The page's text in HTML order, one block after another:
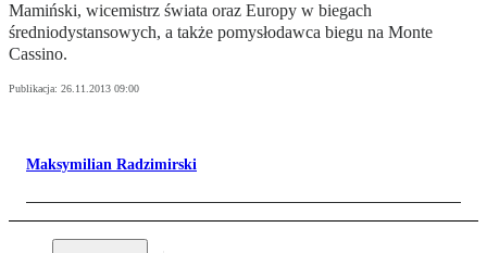
Mamiński, wicemistrz świata oraz Europy w biegach
średniodystansowych, a także pomysłodawca biegu na Monte
Cassino.
Publikacja: 26.11.2013 09:00
Maksymilian Radzimirski